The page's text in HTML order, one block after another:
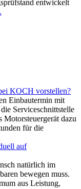
entwickelt
KOCH vorstellen?
Einbautermin mit
Serviceschnittstelle
dazu
für die
auf
natürlich im
bewegen muss.
aus Leistung,